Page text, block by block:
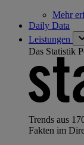
Mehr
Daily Data
Leistungen
Das Statistik
Trends aus
Fakten im